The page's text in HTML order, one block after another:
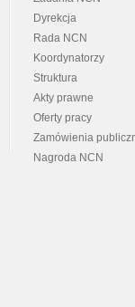
Dyrekcja
Rada NCN
Koordynatorzy
Struktura
Akty prawne
Oferty pracy
Zamówienia
Nagroda NCN